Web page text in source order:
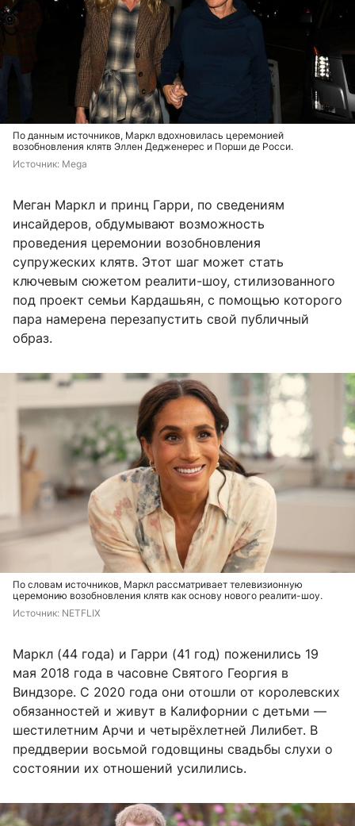
По данным источников, Маркл вдохновилась церемонией
возобновления клятв Эллен Дедженерес и Порши де Росси.
Источник: Mega
Меган Маркл и принц Гарри, по сведениям
инсайдеров, обдумывают возможность
проведения церемонии возобновления
супружеских клятв. Этот шаг может стать
ключевым сюжетом реалити-шоу, стилизованного
под проект семьи Кардашьян, с помощью которого
пара намерена перезапустить свой публичный
образ.
По словам источников, Маркл рассматривает телевизионную
церемонию возобновления клятв как основу нового реалити-шоу.
Источник: NETFLIX
Маркл (44 года) и Гарри (41 год) поженились 19
мая 2018 года в часовне Святого Георгия в
Виндзоре. С 2020 года они отошли от королевских
обязанностей и живут в Калифорнии с детьми —
шестилетним Арчи и четырёхлетней Лилибет. В
преддверии восьмой годовщины свадьбы слухи о
состоянии их отношений усилились.